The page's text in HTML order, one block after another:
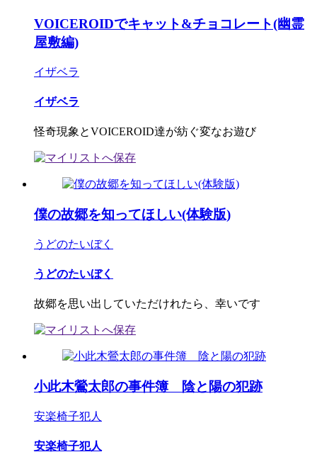
VOICEROIDでキャット&チョコレート(幽霊
屋敷編)
イザベラ
イザベラ
怪奇現象とVOICEROID達が紡ぐ変なお遊び
僕の故郷を知ってほしい(体験版)
うどのたいぼく
うどのたいぼく
故郷を思い出していただけれたら、幸いです
小此木鶯太郎の事件簿 陰と陽の犯跡
安楽椅子犯人
安楽椅子犯人